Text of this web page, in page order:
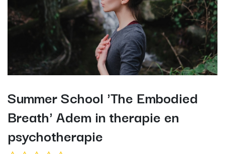
Summer School 'The Embodied
Breath' Adem in therapie en
psychotherapie